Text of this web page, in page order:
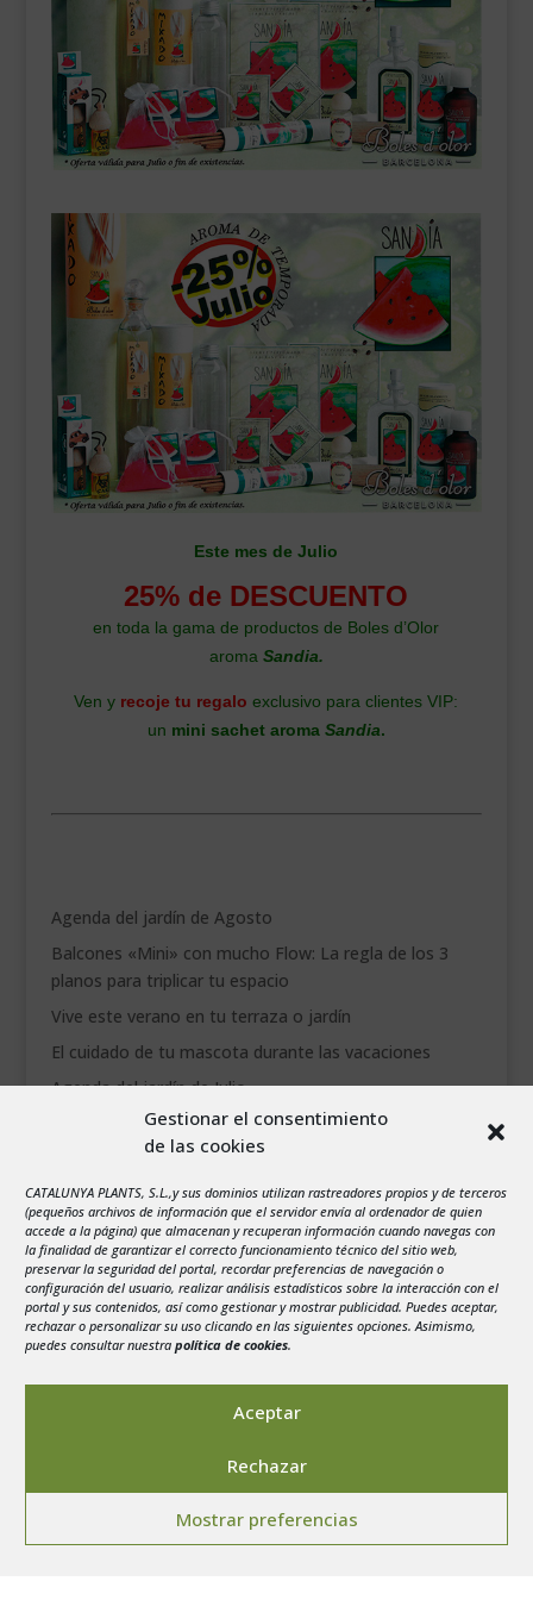
Gestionar el consentimiento
de las cookies
CATALUNYA PLANTS, S.L.,y sus dominios utilizan rastreadores propios y de terceros
(pequeños archivos de información que el servidor envía al ordenador de quien
accede a la página) que almacenan y recuperan información cuando navegas con
la finalidad de garantizar el correcto funcionamiento técnico del sitio web,
preservar la seguridad del portal, recordar preferencias de navegación o
configuración del usuario, realizar análisis estadísticos sobre la interacción con el
portal y sus contenidos, así como gestionar y mostrar publicidad. Puedes aceptar,
rechazar o personalizar su uso clicando en las siguientes opciones. Asimismo,
puedes consultar nuestra política de cookies.
Aceptar
Rechazar
Mostrar preferencias
___________________________
VEURE EN CATALÀ
Este mes de Julio
25% de DESCUENTO
en toda la gama de productos de Boles d’Olor
aroma Sandia.
Ven y recoje tu regalo exclusivo para clientes VIP:
un mini sachet aroma Sandia.
Agenda del jardín de Agosto
Balcones «Mini» con mucho Flow: La regla de los 3
planos para triplicar tu espacio
Vive este verano en tu terraza o jardín
El cuidado de tu mascota durante las vacaciones
Agenda del jardín de Julio
agosto 2026
1
2
3
4 5 6 7 8
9
10
11 12 13 14 15
16
17
18 19 20 21 22
23
24
25 26 27
31